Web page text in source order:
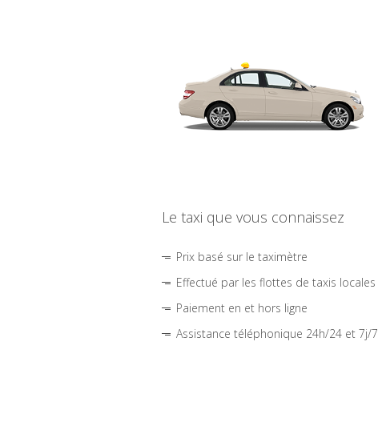
Le taxi que vous connaissez
Prix basé sur le taximètre
Effectué par les flottes de taxis locales
Paiement en et hors ligne
Assistance téléphonique 24h/24 et 7j/7